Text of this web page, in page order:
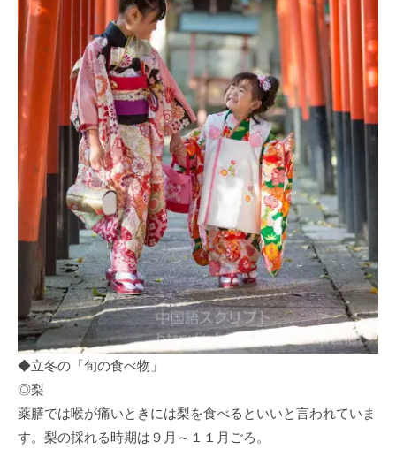
◆立冬の「旬の食べ物」
◎梨
薬膳では喉が痛いときには梨を食べるといいと言われていま
す。梨の採れる時期は９月～１１月ごろ。